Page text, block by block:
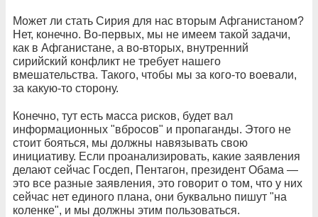
Может ли стать Сирия для нас вторым Афганистаном?
Нет, конечно. Во-первых, мы не имеем такой задачи,
как в Афганистане, а во-вторых, внутренний
сирийский конфликт не требует нашего
вмешательства. Такого, чтобы мы за кого-то воевали,
за какую-то сторону.
Конечно, тут есть масса рисков, будет вал
информационных "вбросов" и пропаганды. Этого не
стоит бояться, мы должны навязывать свою
инициативу. Если проанализировать, какие заявления
делают сейчас Госдеп, Пентагон, президент Обама —
это все разные заявления, это говорит о том, что у них
сейчас нет единого плана, они буквально пишут "на
коленке", и мы должны этим пользоваться.